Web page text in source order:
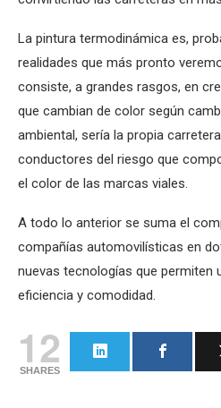
La pintura termodinámica es,
realidades que más pronto
consiste, a grandes rasgos, en
que cambian de color según
ambiental, sería la propia
conductores del riesgo que
el color de las marcas viales.
A todo lo anterior se suma el
compañías automovilísticas en
nuevas tecnologías que permiten
eficiencia y comodidad.
12
SHARES